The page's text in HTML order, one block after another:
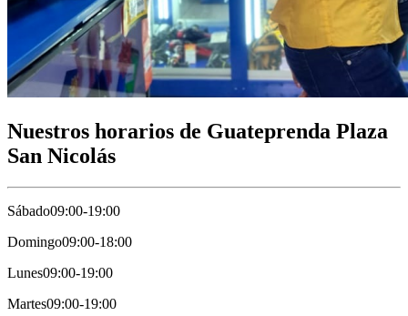
Nuestros horarios de Guateprenda Plaza
San Nicolás
Sábado09:00-19:00
Domingo09:00-18:00
Lunes09:00-19:00
Martes09:00-19:00